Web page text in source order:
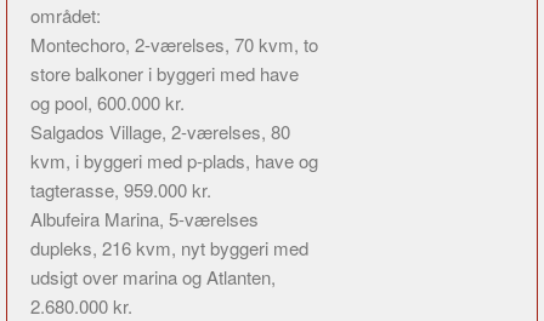
området:
Montechoro, 2-værelses, 70 kvm, to
store balkoner i byggeri med have
og pool, 600.000 kr.
Salgados Village, 2-værelses, 80
kvm, i byggeri med p-plads, have og
tagterasse, 959.000 kr.
Albufeira Marina, 5-værelses
dupleks, 216 kvm, nyt byggeri med
udsigt over marina og Atlanten,
2.680.000 kr.